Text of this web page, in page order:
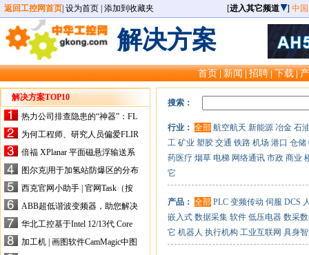
返回工控网首页 设为首页 添加到收藏夹 [进入其它频道 ] 中
解决方案
首页|新闻|招聘|下载|
解决方案TOP10
热力公司排查隐患的“神器”：FL
IR手持式热像仪，高效精准！
为何工程师、研究人员偏爱FLIR
X-HS系列热像仪？精准高效是
关键
倍福 XPlanar 平面磁悬浮输送系
统的创新应用
图尔克|用于加氢站防爆区的分布
式I/O解决方案
西克官网小助手 | 官网Task（按
任务选型）更新预告
ABB超低谐波变频器，助您解决
电气设备运行难题！
华北工控基于Intel 12/13代 Core
的ATX-6159嵌入式主板，推进
机器人市场
加工机 | 画图软件CamMagic中图
搜索：
行业： 全部 航空航天 新能源 冶金 石
工 矿业 塑胶 交通 铁路 机场 港口 仓储
药医疗 烟草 电梯 网络通讯 市政 商业
它
产品： 全部 PLC 变频传动 伺服 DCS
嵌入式 数据采集 软件 低压电器 数采
它 机器人 执行机构 工业互联网 具身